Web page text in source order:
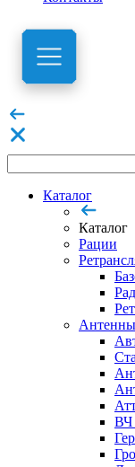
Каталог
Каталог
Рации
ВЧ